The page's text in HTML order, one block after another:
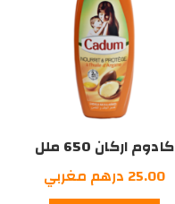
كادوم اركان 650 ملل
25.00 درهم مغربي